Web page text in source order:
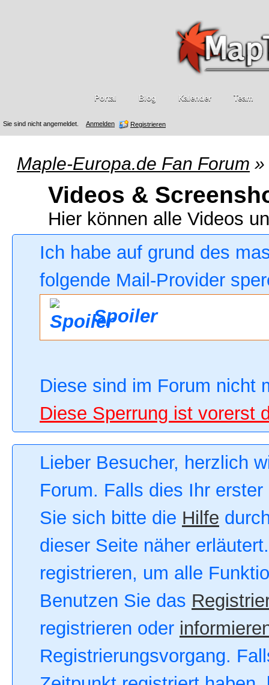
Sie sind nicht angemeldet. Anmelden Registrieren
Portal Blog Kalender Team
Maple-Europa.de Fan Forum »
Videos &
Hier können alle Videos
Ich habe auf grund des
folgende Mail-Provider
Spoiler
Diese sind im Forum nicht
Diese Sperrung ist vorerst
Lieber Besucher, herzlich
Forum. Falls dies Ihr
Sie sich bitte die Hilfe
dieser Seite näher
registrieren, um alle
Benutzen Sie das
registrieren oder
Registrierungsvorgang.